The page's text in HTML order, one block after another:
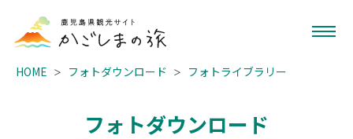
HOME フォトダウンロード フォトライブラリー
フォトダウンロード